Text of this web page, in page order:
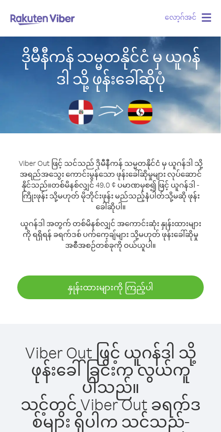
လော့ဂ်အင်
ဒိုမီနီကန် သမ္မတနိုင်ငံ မှ ယူဂန်
ဒါ သို့ ဖုန်းခေါ်ဆိုပုံ
Viber Out ဖြင့် သင်သည် ဒိုမီနီကန် သမ္မတနိုင်ငံ မှ ယူဂန်ဒါ သို့
အရည်အသွေး ကောင်းမွန်သော ဖုန်းခေါ်ဆိုမှုများ လုပ်ဆောင်
နိုင်သည်။တစ်မိနစ်လျှင် 49.0 ¢ ပမာဏမှစ၍ ဖြင့် ယူဂန်ဒါ -
ကြိုးဖုန်း သို့မဟုတ် မိုဘိုင်းဖုန်း မည်သည့်နံပါတ်သို့မဆို ဖုန်း
ခေါ်ဆိုပါ။
ယူဂန်ဒါ အတွက် တစ်မိနစ်လျှင် အကောင်းဆုံး နှုန်းထားများ
ကို ရရှိရန် ခရက်ဒစ် ပက်ကေ့ချ်များ သို့မဟုတ် ဖုန်းခေါ်ဆိုမှု
အစီအစဉ်တစ်ခုကို ဝယ်ယူပါ။
နှုန်းထားများကို ကြည့်ပါ
Viber Out ဖြင့် ယူဂန်ဒါ သို့
ဖုန်းခေါ်ခြင်းက လွယ်ကူ
ပါသည်။
သင့်တွင် Viber Out ခရက်ဒ
စ်များ ရှိပါက သင်သည်-